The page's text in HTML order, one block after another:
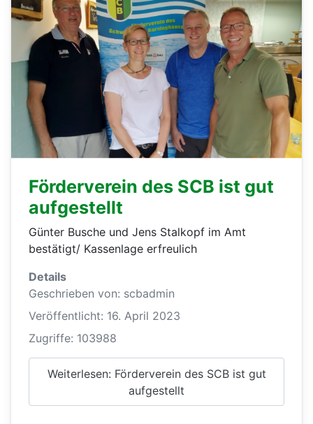
Förderverein des SCB ist gut
aufgestellt
Günter Busche und Jens Stalkopf im Amt
bestätigt/ Kassenlage erfreulich
Details
Geschrieben von: scbadmin
Veröffentlicht: 16. April 2023
Zugriffe: 103988
Weiterlesen: Förderverein des SCB ist gut
aufgestellt